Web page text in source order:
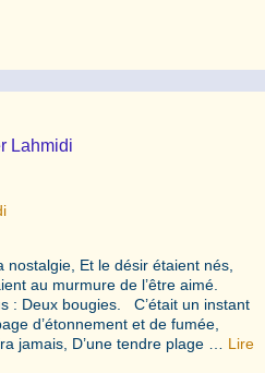
Lahmidi
nostalgie, Et le désir étaient nés,
au murmure de l’être aimé.
: Deux bougies. C’était un instant
d’étonnement et de fumée,
jamais, D’une tendre plage … Lire